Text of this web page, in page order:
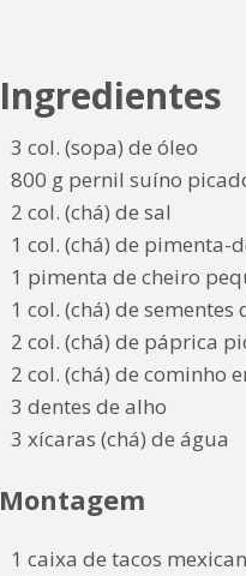
Ingredientes
3 col. (sopa) de óleo
800 g pernil suíno
2 col. (chá) de sal
1 col. (chá) de pimenta-
1 pimenta de cheiro
1 col. (chá) de sementes
2 col. (chá) de páprica
2 col. (chá) de cominho
3 dentes de alho
3 xícaras (chá) de água
Montagem
1 caixa de tacos